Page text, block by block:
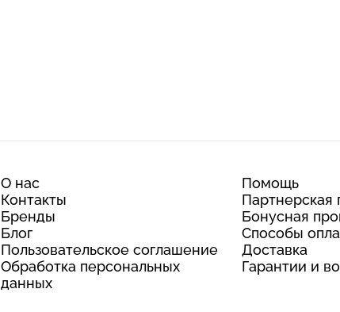
О нас
Контакты
Бренды
Блог
Пользовательское соглашение
Обработка персональных
данных
Помощь
Партнерская
Бонусная
Способы
Доставка
Гарантии и